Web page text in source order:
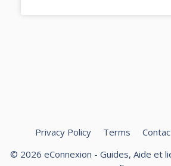
Privacy Policy Terms
© 2026 eConnexion - Guides, Aide et